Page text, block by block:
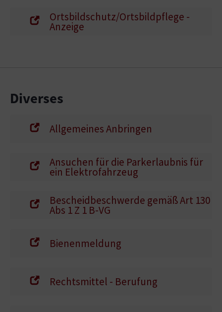
Ortsbildschutz/Ortsbildpflege -
Anzeige
Diverses
Allgemeines Anbringen
Ansuchen für die Parkerlaubnis für
ein Elektrofahrzeug
Bescheidbeschwerde gemäß Art 130
Abs 1 Z 1 B-VG
Bienenmeldung
Rechtsmittel - Berufung